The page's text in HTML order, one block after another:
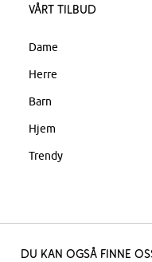
Vårt tilbud
Dame
Herre
Barn
Hjem
Trendy
Du kan også finne